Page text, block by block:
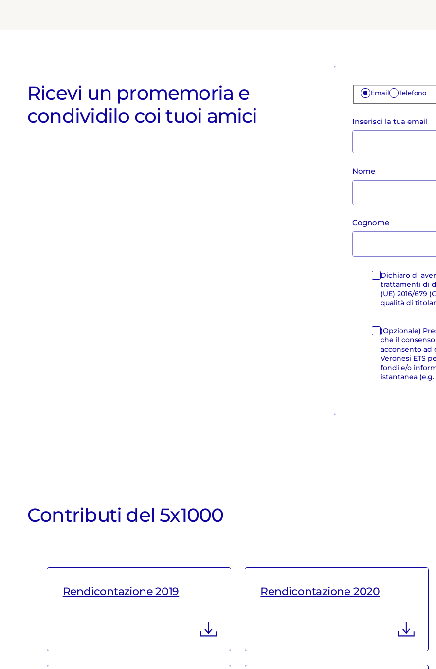
Ricevi un promemoria e
condividilo coi tuoi amici
Email Telefono
Nome
Cognome
Inserisci la tua email
Dichiaro di
trattamenti di
(UE) 2016/679
qualità di
(Opzionale)
che il
acconsento ad
Veronesi ETS
fondi e/o
istantanea
Contributi del 5x1000
Rendicontazione 2019 Rendicontazione 2020